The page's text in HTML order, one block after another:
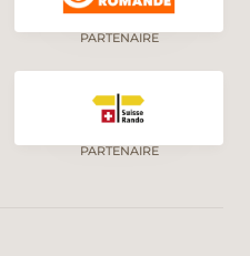
PARTENAIRE
PARTENAIRE